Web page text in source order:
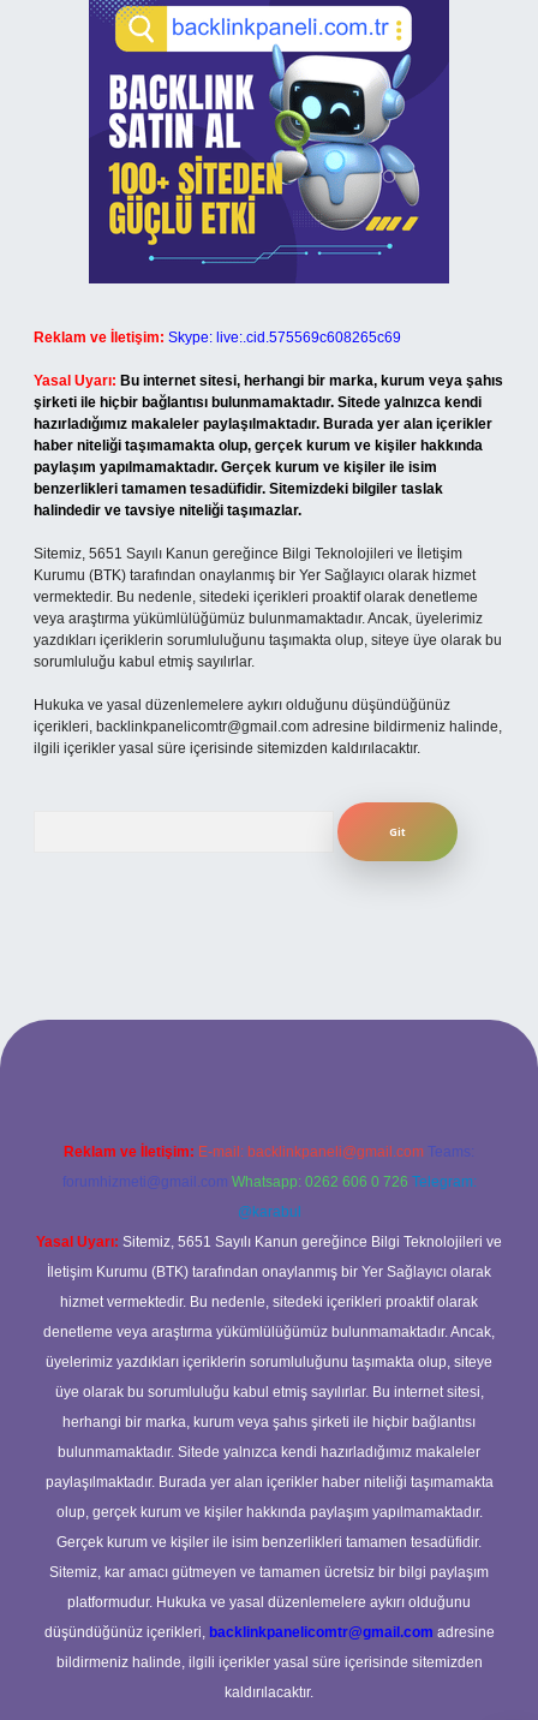
Reklam ve İletişim: Skype: live:.cid.575569c608265c69
Yasal Uyarı: Bu internet sitesi, herhangi bir marka, kurum veya şahıs
şirketi ile hiçbir bağlantısı bulunmamaktadır. Sitede yalnızca kendi
hazırladığımız makaleler paylaşılmaktadır. Burada yer alan içerikler
haber niteliği taşımamakta olup, gerçek kurum ve kişiler hakkında
paylaşım yapılmamaktadır. Gerçek kurum ve kişiler ile isim
benzerlikleri tamamen tesadüfidir. Sitemizdeki bilgiler taslak
halindedir ve tavsiye niteliği taşımazlar.
Sitemiz, 5651 Sayılı Kanun gereğince Bilgi Teknolojileri ve İletişim
Kurumu (BTK) tarafından onaylanmış bir Yer Sağlayıcı olarak hizmet
vermektedir. Bu nedenle, sitedeki içerikleri proaktif olarak denetleme
veya araştırma yükümlülüğümüz bulunmamaktadır. Ancak, üyelerimiz
yazdıkları içeriklerin sorumluluğunu taşımakta olup, siteye üye olarak bu
sorumluluğu kabul etmiş sayılırlar.
Hukuka ve yasal düzenlemelere aykırı olduğunu düşündüğünüz
içerikleri, backlinkpanelicomtr@gmail.com adresine bildirmeniz halinde,
ilgili içerikler yasal süre içerisinde sitemizden kaldırılacaktır.
giriş
Reklam ve İletişim: E-mail: backlinkpaneli@gmail.com Teams:
forumhizmeti@gmail.com Whatsapp: 0262 606 0 726 Telegram:
@karabul
Yasal Uyarı: Sitemiz, 5651 Sayılı Kanun gereğince Bilgi Teknolojileri ve
İletişim Kurumu (BTK) tarafından onaylanmış bir Yer Sağlayıcı olarak
hizmet vermektedir. Bu nedenle, sitedeki içerikleri proaktif olarak
denetleme veya araştırma yükümlülüğümüz bulunmamaktadır. Ancak,
üyelerimiz yazdıkları içeriklerin sorumluluğunu taşımakta olup, siteye
üye olarak bu sorumluluğu kabul etmiş sayılırlar. Bu internet sitesi,
herhangi bir marka, kurum veya şahıs şirketi ile hiçbir bağlantısı
bulunmamaktadır. Sitede yalnızca kendi hazırladığımız makaleler
paylaşılmaktadır. Burada yer alan içerikler haber niteliği taşımamakta
olup, gerçek kurum ve kişiler hakkında paylaşım yapılmamaktadır.
Gerçek kurum ve kişiler ile isim benzerlikleri tamamen tesadüfidir.
Sitemiz, kar amacı gütmeyen ve tamamen ücretsiz bir bilgi paylaşım
platformudur. Hukuka ve yasal düzenlemelere aykırı olduğunu
düşündüğünüz içerikleri, backlinkpanelicomtr@gmail.com adresine
bildirmeniz halinde, ilgili içerikler yasal süre içerisinde sitemizden
kaldırılacaktır.